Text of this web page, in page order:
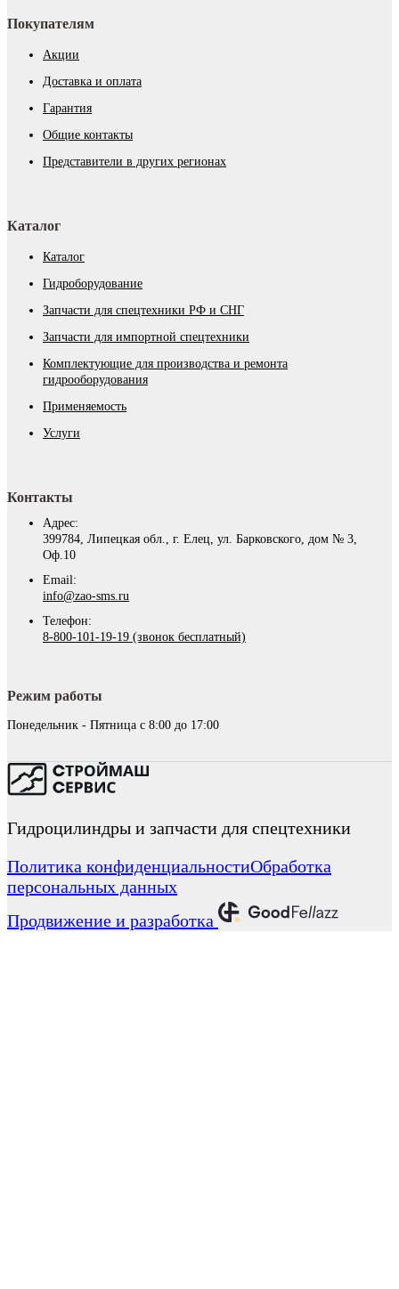
Покупателям
Акции
Доставка и оплата
Гарантия
Общие контакты
Представители в других регионах
Каталог
Каталог
Гидроборудование
Запчасти для спецтехники РФ и СНГ
Запчасти для импортной спецтехники
Комплектующие для производства и ремонта
гидрооборудования
Применяемость
Услуги
Контакты
Адрес:
399784, Липецкая обл., г. Елец, ул. Барковского, дом № 3,
Оф.10
Email:
info@zao-sms.ru
Телефон:
8-800-101-19-19 (звонок бесплатный)
Режим работы
Понедельник - Пятница с 8:00 до 17:00
Гидроцилиндры и запчасти для спецтехники
Политика конфиденциальностиОбработка
персональных данных
Продвижение и разработка